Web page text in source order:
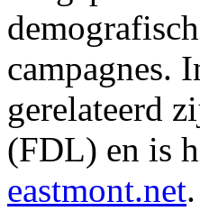
campagnes.
gerelateerd
(FDL) en is
eastmont.net.